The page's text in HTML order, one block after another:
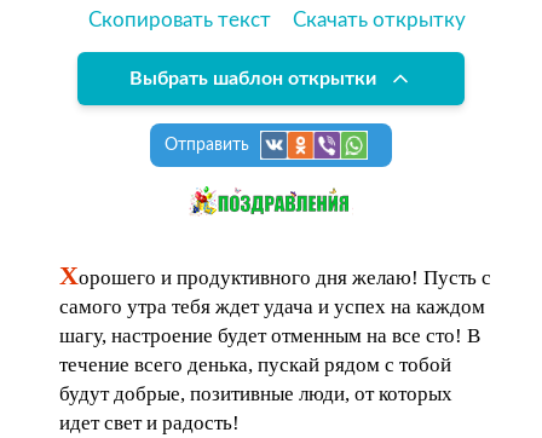
Скопировать текст Скачать открытку
Выбрать шаблон открытки
Отправить
Хорошего и продуктивного дня желаю! Пусть с
самого утра тебя ждет удача и успех на каждом
шагу, настроение будет отменным на все сто! В
течение всего денька, пускай рядом с тобой
будут добрые, позитивные люди, от которых
идет свет и радость!